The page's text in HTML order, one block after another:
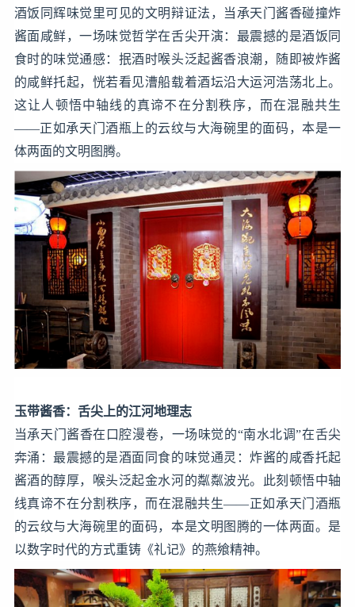
酒饭同辉味觉里可见的文明辩证法，当承天门酱香碰撞炸
酱面咸鲜，一场味觉哲学在舌尖开演：最震撼的是酒饭同
食时的味觉通感：抿酒时喉头泛起酱香浪潮，随即被炸酱
的咸鲜托起，恍若看见漕船载着酒坛沿大运河浩荡北上。
这让人顿悟中轴线的真谛不在分割秩序，而在混融共生
——正如承天门酒瓶上的云纹与大海碗里的面码，本是一
体两面的文明图腾。
玉带酱香：舌尖上的江河地理志
当承天门酱香在口腔漫卷，一场味觉的“南水北调”在舌尖
奔涌：最震撼的是酒面同食的味觉通灵：炸酱的咸香托起
酱酒的醇厚，喉头泛起金水河的粼粼波光。此刻顿悟中轴
线真谛不在分割秩序，而在混融共生——正如承天门酒瓶
的云纹与大海碗里的面码，本是文明图腾的一体两面。是
以数字时代的方式重铸《礼记》的燕飨精神。